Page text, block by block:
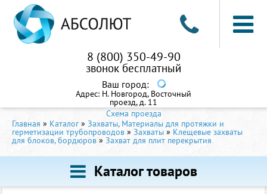
8 (800) 350-49-90
звонок бесплатный
Ваш город:
Адрес: Н. Новгород, Восточный
проезд, д. 11
Схема проезда
Главная » Каталог» Захваты, Материалы для протяжки и
герметизации трубопроводов » Захваты » Клещевые захваты
для блоков, бордюров » Захват для плит перекрытия
Каталог товаров